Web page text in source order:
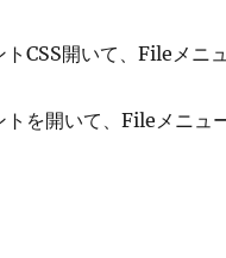
トCSS開いて、Fileメニ
トを開いて、Fileメニュ